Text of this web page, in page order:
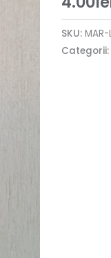
SKU:MAR-